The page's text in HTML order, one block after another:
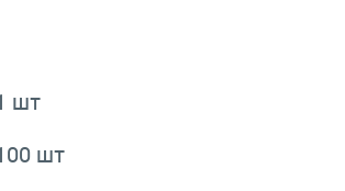
шт
шт